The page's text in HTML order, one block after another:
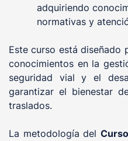
adquiriendo
normativas y
Este curso está diseñado
conocimientos en la
seguridad vial y el
garantizar el bienestar
traslados.
La metodología del